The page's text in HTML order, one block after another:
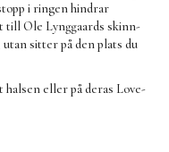
i ringen hindrar
till Ole Lynggaards skinn-
sitter på den plats du
eller på deras Love-